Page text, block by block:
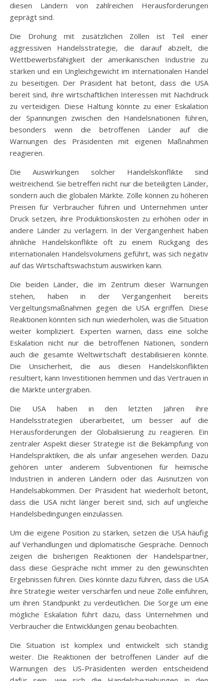
diesen Ländern von zahlreichen Herausforderungen
geprägt sind.
Die Drohung mit zusätzlichen Zöllen ist Teil einer
aggressiven Handelsstrategie, die darauf abzielt, die
Wettbewerbsfähigkeit der amerikanischen Industrie zu
stärken und ein Ungleichgewicht im internationalen Handel
zu beseitigen. Der Präsident hat betont, dass die USA
bereit sind, ihre wirtschaftlichen Interessen mit Nachdruck
zu verteidigen. Diese Haltung könnte zu einer Eskalation
der Spannungen zwischen den Handelsnationen führen,
besonders wenn die betroffenen Länder auf die
Warnungen des Präsidenten mit eigenen Maßnahmen
reagieren.
Die Auswirkungen solcher Handelskonflikte sind
weitreichend. Sie betreffen nicht nur die beteiligten Länder,
sondern auch die globalen Märkte. Zölle können zu höheren
Preisen für Verbraucher führen und Unternehmen unter
Druck setzen, ihre Produktionskosten zu erhöhen oder in
andere Länder zu verlagern. In der Vergangenheit haben
ähnliche Handelskonflikte oft zu einem Rückgang des
internationalen Handelsvolumens geführt, was sich negativ
auf das Wirtschaftswachstum auswirken kann.
Die beiden Länder, die im Zentrum dieser Warnungen
stehen, haben in der Vergangenheit bereits
Vergeltungsmaßnahmen gegen die USA ergriffen. Diese
Reaktionen könnten sich nun wiederholen, was die Situation
weiter kompliziert. Experten warnen, dass eine solche
Eskalation nicht nur die betroffenen Nationen, sondern
auch die gesamte Weltwirtschaft destabilisieren könnte.
Die Unsicherheit, die aus diesen Handelskonflikten
resultiert, kann Investitionen hemmen und das Vertrauen in
die Märkte untergraben.
Die USA haben in den letzten Jahren ihre
Handelsstrategien überarbeitet, um besser auf die
Herausforderungen der Globalisierung zu reagieren. Ein
zentraler Aspekt dieser Strategie ist die Bekämpfung von
Handelspraktiken, die als unfair angesehen werden. Dazu
gehören unter anderem Subventionen für heimische
Industrien in anderen Ländern oder das Ausnutzen von
Handelsabkommen. Der Präsident hat wiederholt betont,
dass die USA nicht länger bereit sind, sich auf ungleiche
Handelsbedingungen einzulassen.
Um die eigene Position zu stärken, setzen die USA häufig
auf Verhandlungen und diplomatische Gespräche. Dennoch
zeigen die bisherigen Reaktionen der Handelspartner,
dass diese Gespräche nicht immer zu den gewünschten
Ergebnissen führen. Dies könnte dazu führen, dass die USA
ihre Strategie weiter verschärfen und neue Zölle einführen,
um ihren Standpunkt zu verdeutlichen. Die Sorge um eine
mögliche Eskalation führt dazu, dass Unternehmen und
Verbraucher die Entwicklungen genau beobachten.
Die Situation ist komplex und entwickelt sich ständig
weiter. Die Reaktionen der betroffenen Länder auf die
Warnungen des US-Präsidenten werden entscheidend